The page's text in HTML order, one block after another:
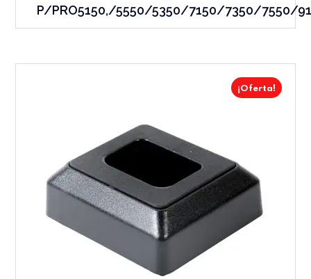
P/PRO5150,/5550/5350/7150/7350/7550/
¡Oferta!